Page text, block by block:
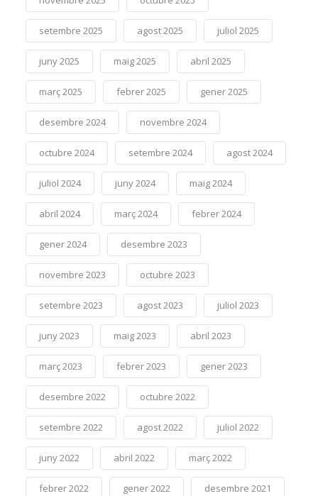
setembre 2025 agost 2025 juliol 2025
juny 2025 maig 2025 abril 2025
març 2025 febrer 2025 gener 2025
desembre 2024 novembre 2024
octubre 2024 setembre 2024 agost 2024
juliol 2024 juny 2024 maig 2024
abril 2024 març 2024 febrer 2024
gener 2024 desembre 2023
novembre 2023 octubre 2023
setembre 2023 agost 2023 juliol 2023
juny 2023 maig 2023 abril 2023
març 2023 febrer 2023 gener 2023
desembre 2022 octubre 2022
setembre 2022 agost 2022 juliol 2022
juny 2022 abril 2022 març 2022
febrer 2022 gener 2022 desembre 2021